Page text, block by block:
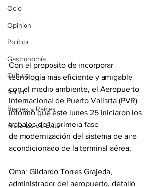
Ocio
Opinión
Política
Gastronomía
Cultura
Salud
Bienes y Raíces
Historias de Éxito
Con el propósito de incorporar
tecnología más eficiente y amigable
con el medio ambiente, el Aeropuerto
Internacional de Puerto Vallarta (PVR)
informó que este lunes 25 iniciaron los
trabajos de la primera fase
de modernización del sistema de aire
acondicionado de la terminal aérea.
Omar Gildardo Torres Grajeda,
administrador del aeropuerto, detalló